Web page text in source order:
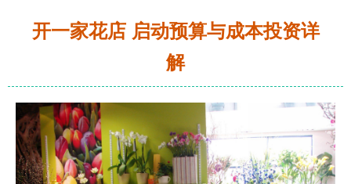
开一家花店 启动预算与成本投资详
解